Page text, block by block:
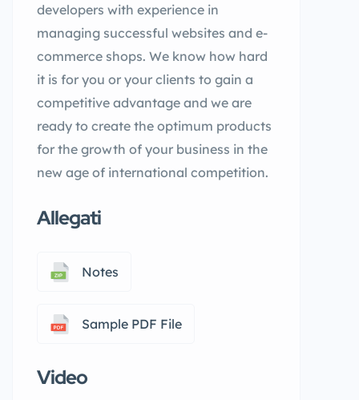
developers with experience in
managing successful websites and e-
commerce shops. We know how hard
it is for you or your clients to gain a
competitive advantage and we are
ready to create the optimum products
for the growth of your business in the
new age of international competition.
Allegati
Notes
Sample PDF File
Video